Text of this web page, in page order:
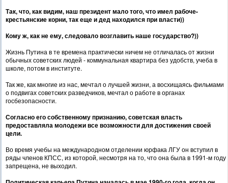
Так, что, как видим, наш президент мало того, что имел рабоче-
крестьянские корни, так еще и дед находился при власти))
Кому ж, как не ему, следовало возглавить наше государство?))
Жизнь Путина в те времена практически ничем не отличалась от жизни
обычных советских людей - коммунальная квартира без удобств, учеба в
школе, потом в институте.
Так же, как многие из нас, мечтал о лучшей жизни, а восхищаясь фильмами
о подвигах советских разведчиков, мечтал о работе в органах
госбезопасности.
Согласно его собственному признанию, советская власть
предоставляла молодежи все возможности для достижения своей
цели.
Во время учебы на международном отделении юрфака ЛГУ он вступил в
ряды членов КПСС, из которой, несмотря на то, что она была в 1991-м году
запрещена, не выходил.